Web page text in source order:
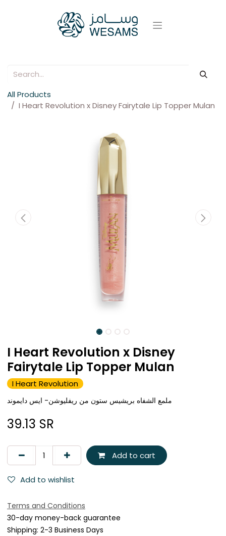
All Products
I Heart Revolution x Disney Fairytale Lip Topper Mulan
I Heart Revolution x Disney
Fairytale Lip Topper Mulan
I Heart Revolution
ملمع الشفاه بريشيس ستون من ريفليوشن- ايس دايموند
39.13 SR
Add to cart
Add to wishlist
Terms and Conditions
30-day money-back guarantee
Shipping: 2-3 Business Days